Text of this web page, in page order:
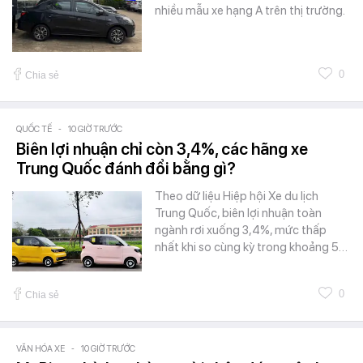
nhiều mẫu xe hạng A trên thị trường.
Chia sẻ 0
QUỐC TẾ - 10 GIỜ TRƯỚC
Biên lợi nhuận chỉ còn 3,4%, các hãng xe
Trung Quốc đánh đổi bằng gì?
Theo dữ liệu Hiệp hội Xe du lịch
Trung Quốc, biên lợi nhuận toàn
ngành rơi xuống 3,4%, mức thấp
nhất khi so cùng kỳ trong khoảng 5…
Chia sẻ 0
VĂN HÓA XE - 10 GIỜ TRƯỚC